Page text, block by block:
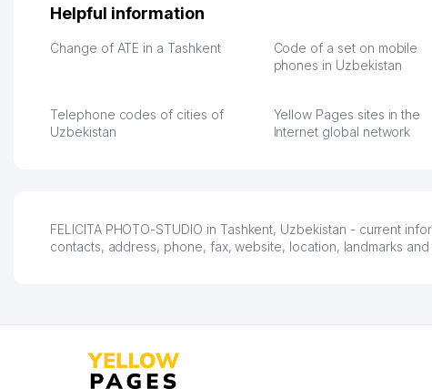
на себя доставку до
хранение бесплатное
результаты. В последнее
время из России очень
раскрутиться, дальше
развиваюсь потихоньку😊
мышки и вообще все что
людям часто надо
Helpful information
Change of ATE in a Tashkent
Code of a set on mobile
phones in Uzbekistan
Telephone codes of cities of
Uzbekistan
Yellow Pages sites in the
Internet global network
FELICITA PHOTO-STUDIO in Tashkent, Uzbekistan - current
contacts, address, phone, fax, website, location, landmarks